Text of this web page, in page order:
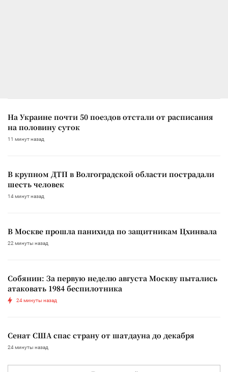
На Украине почти 50 поездов отстали от расписания
на половину суток
11 минут назад
В крупном ДТП в Волгоградской области пострадали
шесть человек
14 минут назад
В Москве прошла панихида по защитникам Цхинвала
22 минуты назад
Собянин: За первую неделю августа Москву пытались
атаковать 1984 беспилотника
24 минуты назад
Сенат США спас страну от шатдауна до декабря
24 минуты назад